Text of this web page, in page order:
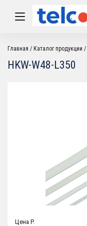
Главная Каталог продукции
HKW-W48-L350
Цена P.